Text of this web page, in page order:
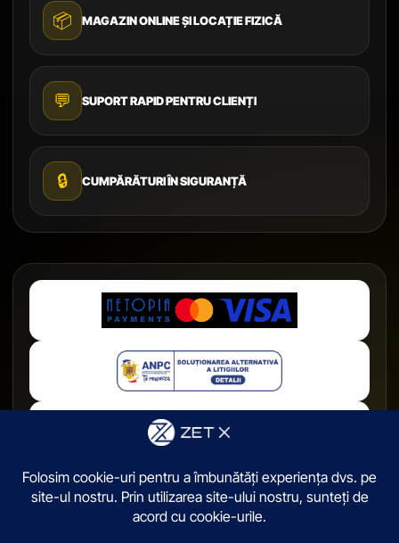
📦 MAGAZIN ONLINE ȘI LOCAȚIE FIZICĂ
💬 SUPORT RAPID PENTRU CLIENȚI
🔒 CUMPĂRĂTURI ÎN SIGURANȚĂ